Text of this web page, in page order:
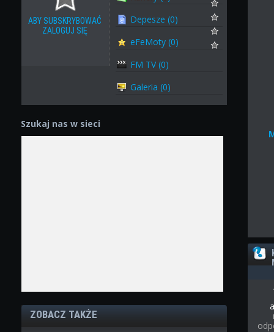
ABY SUBSKRYBOWAĆ
ZALOGUJ SIĘ
Depesze (0)
eFeMoty (0)
FM TV (0)
Galeria (0)
Szukaj nas w sieci
ZOBACZ TAKŻE